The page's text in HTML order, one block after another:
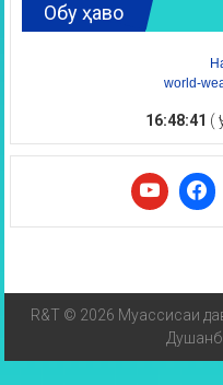
Обу ҳаво
world-
16:48:41 (
R&T © 2026 Муассисаи